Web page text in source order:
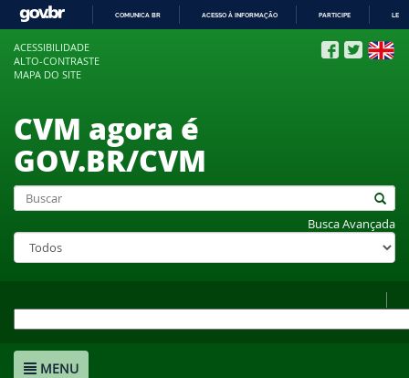
COMUNICA BR ACESSO À INFORMAÇÃO PARTICIPE
ACESSIBILIDADE
ALTO-CONTRASTE
MAPA DO SITE
CVM agora é
GOV.BR/CVM
Busca Avançada
MENU